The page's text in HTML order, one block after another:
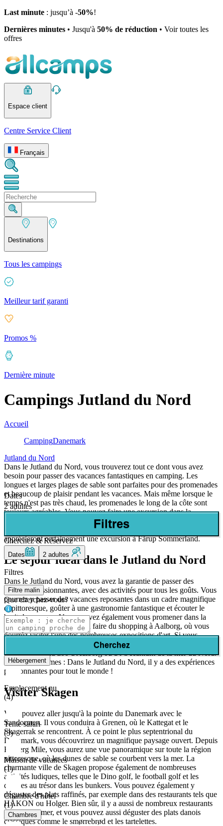
Last minute : jusqu’à -50%!
Dernières minutes • Jusqu'à 50% de réduction • Voir toutes les
offres
Espace client
Centre Service Client
Français
Destinations
Tous les campings
Meilleur tarif garanti
Promos %
Dernière minute
Campings Jutland du Nord
Accueil
CampingDanemark
Jutland du Nord
Dans le Jutland du Nord, vous trouverez tout ce dont vous avez
besoin pour passer des vacances fantastiques en camping. Les
longues et larges plages de sable sont parfaites pour des promenades
et beaucoup de plaisir pendant les vacances. Mais même lorsque le
temps n'est pas très chaud, les promenades le long de la côte sont
toujours agréables. Vous pouvez faire une excursion dans la
charmante ville de Skagen, à la pointe la plus septentrionale du
Danemark, ou une visite de la ville d'Aalborg. Les enfants
apprécieront certainement une excursion à Fårup Sommerland.
Le séjour idéal dans le Jutland du Nord
Dans le Jutland du Nord, vous avez la garantie de passer des
vacances passionnantes, avec des activités pour tous les goûts. Vous
pourrez y passer des vacances reposantes dans un cadre magnifique
et pittoresque, goûter à une gastronomie fantastique et écouter le
bruit des vagues. Vous pouvez également vous promener dans la
ville agréable de Skagen ou faire du shopping à Aalborg, où vous
pourrez visiter l'une des nombreuses expositions d'art. Si vous
voulez faire quelque chose pour toute la famille, allez à Fårup
Sommerland, au zoo d'Aalborg ou à l'Oceanium de la mer du Nord.
En d'autres termes : Dans le Jutland du Nord, il y a des expériences
passionnantes pour tout le monde !
Visiter Skagen
Vous pouvez aller jusqu'à la pointe du Danemark avec le
Sandormen. Il vous conduira à Grenen, où le Kattegat et le
Skagerrak se rencontrent. À ce point le plus septentrional du
Danemark, vous découvrirez un magnifique paysage ouvert. Depuis
Råbjerg Mile, vous aurez une vue panoramique sur toute la région
pittoresque, où les dunes de sable se courbent vers la mer. La
charmante ville de Skagen propose également de nombreuses
activités ludiques, telles que le Dino golf, le football golf et les
chasses au trésor dans les bunkers. Vous pouvez également y
déguster des plats raffinés, par exemple dans des restaurants tels que
HÅKON ou Holger. Bien sûr, il y a aussi de nombreux restaurants
de fruits de mer, et vous pouvez aussi déguster des plats danois
classiques comme le smørrebrød et les tartelettes.
Dates
2 adultes
Filtres
Cherchez & Réservez
Dates 2 adultes
Filtres
Filtre malin
Que cherchez-vous?
Cherchez
Hébergement
Emplacement nu
(4)
Tente safari
(3)
Maison de vacances
(1)
Chambre d'hôtel
(1)
Chambres